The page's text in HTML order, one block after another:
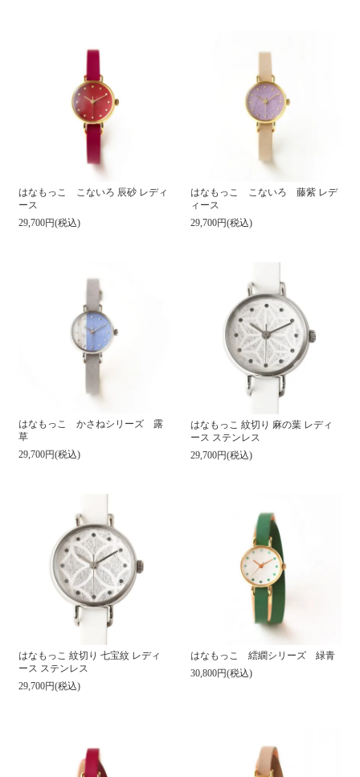
はなもっこ こないろ 辰砂 レディ
ース
29,700円(税込)
はなもっこ こないろ 藤紫 レデ
ィース
29,700円(税込)
はなもっこ かさねシリーズ 露
草
29,700円(税込)
はなもっこ 紋切り 麻の葉 レディ
ース ステンレス
29,700円(税込)
はなもっこ 紋切り 七宝紋 レディ
ース ステンレス
29,700円(税込)
はなもっこ 繧繝シリーズ 緑青
30,800円(税込)